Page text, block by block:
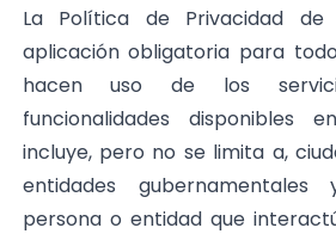
La Política de Privacidad
aplicación obligatoria para
hacen uso de los
funcionalidades disponibles
incluye, pero no se limita a,
entidades
persona o entidad que